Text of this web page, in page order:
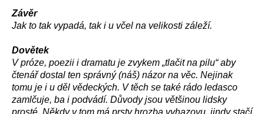
Závěr
Jak to tak vypadá, tak i u včel na velikosti záleží.
Dovětek
V próze, poezii i dramatu je zvykem „tlačit na pilu“ aby
čtenář dostal ten správný (náš) názor na věc. Nejinak
tomu je i u děl vědeckých. V těch se také rádo ledasco
zamlčuje, ba i podvádí. Důvody jsou většinou lidsky
prosté. Někdy v tom má prsty hrozba vyhazovu, jindy stačí